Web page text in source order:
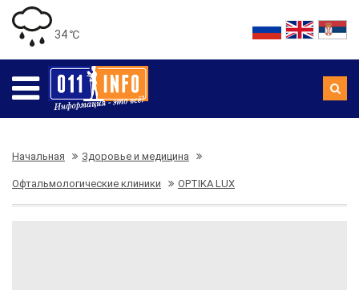
34 ℃
Начальная Здоровье и медицина
Офтальмологические клиники OPTIKA LUX